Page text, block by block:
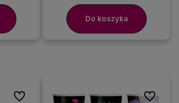
Do koszyka
Do ulubionych Do